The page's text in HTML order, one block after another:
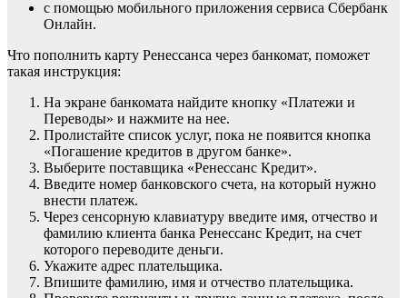
с помощью мобильного приложения сервиса Сбербанк
Онлайн.
Что пополнить карту Ренессанса через банкомат, поможет
такая инструкция:
На экране банкомата найдите кнопку «Платежи и
Переводы» и нажмите на нее.
Пролистайте список услуг, пока не появится кнопка
«Погашение кредитов в другом банке».
Выберите поставщика «Ренессанс Кредит».
Введите номер банковского счета, на который нужно
внести платеж.
Через сенсорную клавиатуру введите имя, отчество и
фамилию клиента банка Ренессанс Кредит, на счет
которого переводите деньги.
Укажите адрес плательщика.
Впишите фамилию, имя и отчество плательщика.